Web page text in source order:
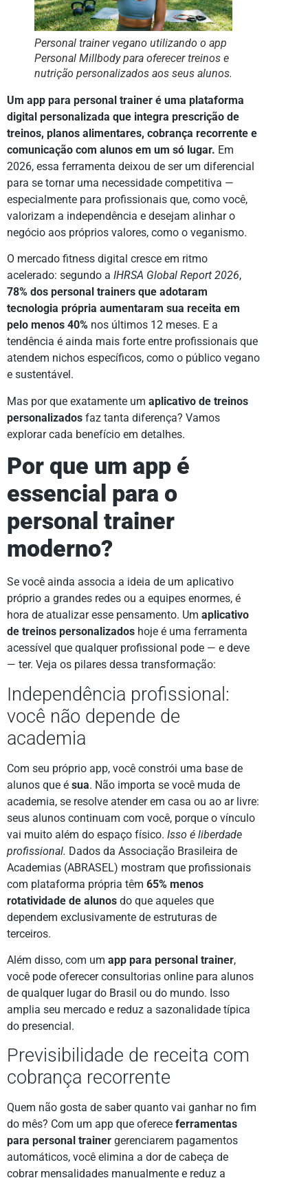
Personal trainer vegano utilizando o app
Personal Millbody para oferecer treinos e
nutrição personalizados aos seus alunos.
Um app para personal trainer é uma plataforma
digital personalizada que integra prescrição de
treinos, planos alimentares, cobrança recorrente e
comunicação com alunos em um só lugar. Em
2026, essa ferramenta deixou de ser um diferencial
para se tornar uma necessidade competitiva —
especialmente para profissionais que, como você,
valorizam a independência e desejam alinhar o
negócio aos próprios valores, como o veganismo.
O mercado fitness digital cresce em ritmo
acelerado: segundo a IHRSA Global Report 2026,
78% dos personal trainers que adotaram
tecnologia própria aumentaram sua receita em
pelo menos 40% nos últimos 12 meses. E a
tendência é ainda mais forte entre profissionais que
atendem nichos específicos, como o público vegano
e sustentável.
Mas por que exatamente um aplicativo de treinos
personalizados faz tanta diferença? Vamos
explorar cada benefício em detalhes.
Por que um app é
essencial para o
personal trainer
moderno?
Se você ainda associa a ideia de um aplicativo
próprio a grandes redes ou a equipes enormes, é
hora de atualizar esse pensamento. Um aplicativo
de treinos personalizados hoje é uma ferramenta
acessível que qualquer profissional pode — e deve
— ter. Veja os pilares dessa transformação:
Independência profissional:
você não depende de
academia
Com seu próprio app, você constrói uma base de
alunos que é sua. Não importa se você muda de
academia, se resolve atender em casa ou ao ar livre:
seus alunos continuam com você, porque o vínculo
vai muito além do espaço físico. Isso é liberdade
profissional. Dados da Associação Brasileira de
Academias (ABRASEL) mostram que profissionais
com plataforma própria têm 65% menos
rotatividade de alunos do que aqueles que
dependem exclusivamente de estruturas de
terceiros.
Além disso, com um app para personal trainer,
você pode oferecer consultorias online para alunos
de qualquer lugar do Brasil ou do mundo. Isso
amplia seu mercado e reduz a sazonalidade típica
do presencial.
Previsibilidade de receita com
cobrança recorrente
Quem não gosta de saber quanto vai ganhar no fim
do mês? Com um app que oferece ferramentas
para personal trainer gerenciarem pagamentos
automáticos, você elimina a dor de cabeça de
cobrar mensalidades manualmente e reduz a